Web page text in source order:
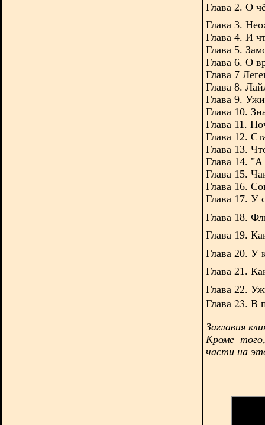
Глава 2. О
Глава 3.
Глава 4. И
Глава 5.
Глава 6. О
Глава 7
Глава 8.
Глава 9.
Глава 10.
Глава 11.
Глава 12.
Глава 13.
Глава 14.
Глава 15.
Глава 16.
Глава 17. У
Глава 18.
Глава 19.
Глава 20. У
Глава 21.
Глава 22.
Глава 23. В
Заглавия
Кроме
части на